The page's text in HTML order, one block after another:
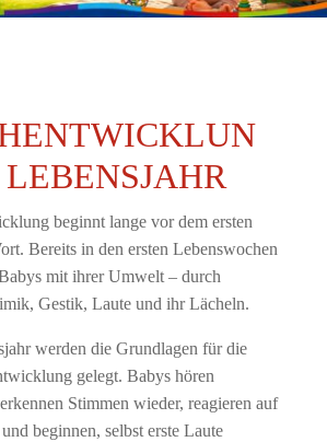
beginnt lange vor dem ersten
Bereits in den ersten Lebenswochen
mit ihrer Umwelt – durch
Gestik, Laute und ihr Lächeln.
werden die Grundlagen für die
gelegt. Babys hören
Stimmen wieder, reagieren auf
beginnen, selbst erste Laute